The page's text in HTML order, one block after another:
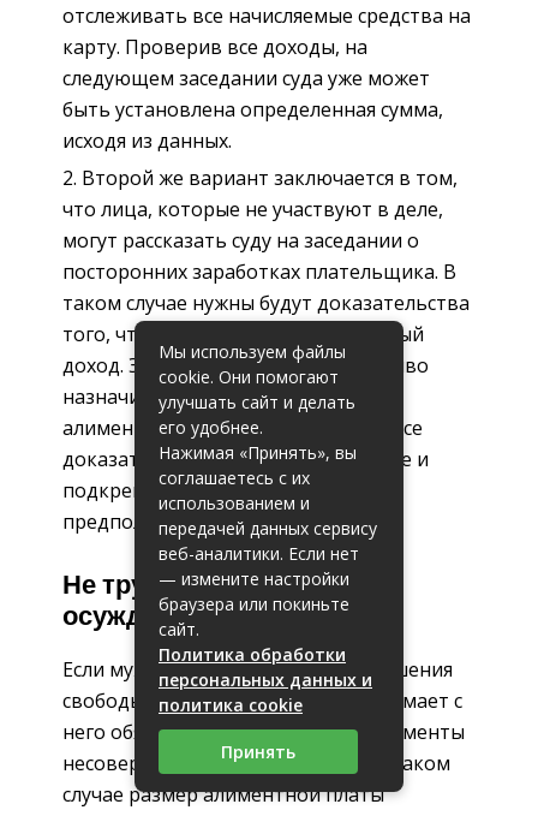
отслеживать все начисляемые средства на
карту. Проверив все доходы, на
следующем заседании суда уже может
быть установлена определенная сумма,
исходя из данных.
Второй же вариант заключается в том,
что лица, которые не участвуют в деле,
могут рассказать суду на заседании о
посторонних заработках плательщика. В
таком случае нужны будут доказательства
того, что плательщик имеет скрытый
доход. Это поможет суду справедливо
назначить сумму выплачиваемых
алиментов. Самое главное, чтобы все
доказательства были обоснованные и
подкреплены фактами, а не просто
предположительные.
Не трудоустроенный
осуждённый
Если мужчина находит в местах лишения
свободы, то это совершенно не снимает с
него обязанности выплачивать алименты
несовершеннолетнему ребёнку. В таком
случае размер алиментной платы
Мы используем файлы
cookie. Они помогают
улучшать сайт и делать
его удобнее.
Нажимая «Принять», вы
соглашаетесь с их
использованием и
передачей данных сервису
веб-аналитики. Если нет
— измените настройки
браузера или покиньте
сайт.
Политика обработки
персональных данных и
политика cookie
Принять